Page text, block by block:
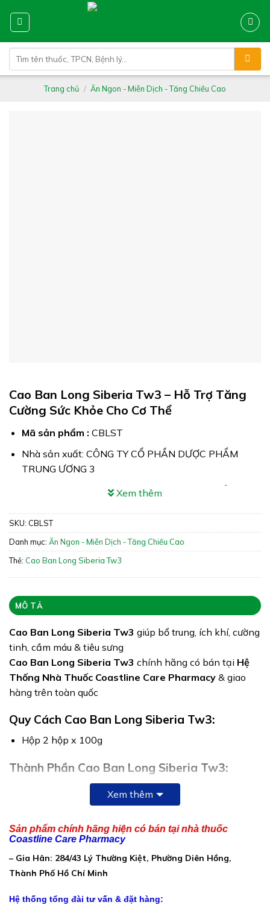
kiếm:
Trang chủ / Ăn Ngon - Miễn Dịch - Tăng Chiều Cao
Cao Ban Long Siberia Tw3 – Hỗ Trợ Tăng
Cường Sức Khỏe Cho Cơ Thể
Mã sản phẩm : CBLST
Nhà sản xuất: CÔNG TY CỔ PHẦN DƯỢC PHẨM
TRUNG ƯƠNG 3
Công dụng: Cao Ban Long Siberia Tw3 giúp bổ trung,
Xuất xứ: Việt Nam
Giấy phép: 23161/2015/ATTP-XNCB
Quy cách: Hộp 100g
Xem thêm
SKU: CBLST
Danh mục: Ăn Ngon - Miễn Dịch - Tăng Chiều Cao
Thẻ: Cao Ban Long Siberia Tw3
MÔ TẢ
Cao Ban Long Siberia Tw3 giúp bổ trung, ích khí, cường
tinh, cầm máu & tiêu sưng
Cao Ban Long Siberia Tw3 chính hãng có bán tại Hệ
Thống Nhà Thuốc Coastline Care Pharmacy & giao
hàng trên toàn quốc
Quy Cách Cao Ban Long Siberia Tw3:
Hộp 2 hộp x 100g
Thành Phần Cao Ban Long Siberia Tw3:
100% từ sừng hươu siberia
Vừa đủ dùng
Xem thêm
Sản phẩm chính hãng hiện có bán tại nhà thuốc
Coastline Care Pharmacy
– Gia Hân: 284/43 Lý Thường Kiệt, Phường Diên Hồng,
Thành Phố Hồ Chí Minh
Hệ thống tổng đài tư vấn & đặt hàng: